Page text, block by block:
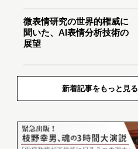
微表情研究の世界的権威に
聞いた、AI表情分析技術の
展望
新着記事をもっと見る